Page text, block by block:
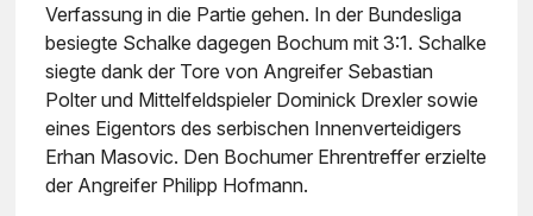
Verfassung in die Partie gehen. In der Bundesliga
besiegte Schalke dagegen Bochum mit 3:1. Schalke
siegte dank der Tore von Angreifer Sebastian
Polter und Mittelfeldspieler Dominick Drexler sowie
eines Eigentors des serbischen Innenverteidigers
Erhan Masovic. Den Bochumer Ehrentreffer erzielte
der Angreifer Philipp Hofmann.